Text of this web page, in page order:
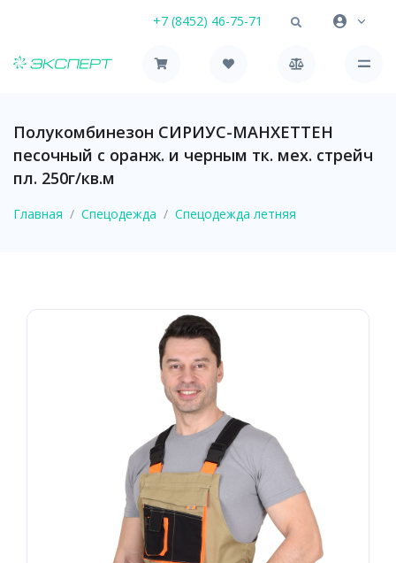
+7 (8452) 46-75-71
Полукомбинезон СИРИУС-МАНХЕТТЕН
песочный с оранж. и черным тк. мех. стрейч
пл. 250г/кв.м
Главная Спецодежда Спецодежда летняя